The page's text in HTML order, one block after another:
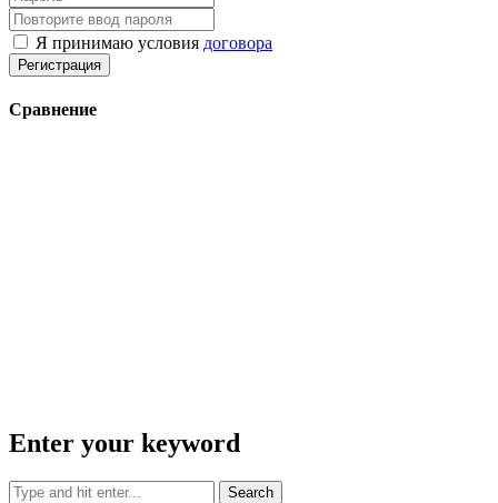
Я принимаю условия договора
Регистрация
Сравнение
Enter your keyword
Search